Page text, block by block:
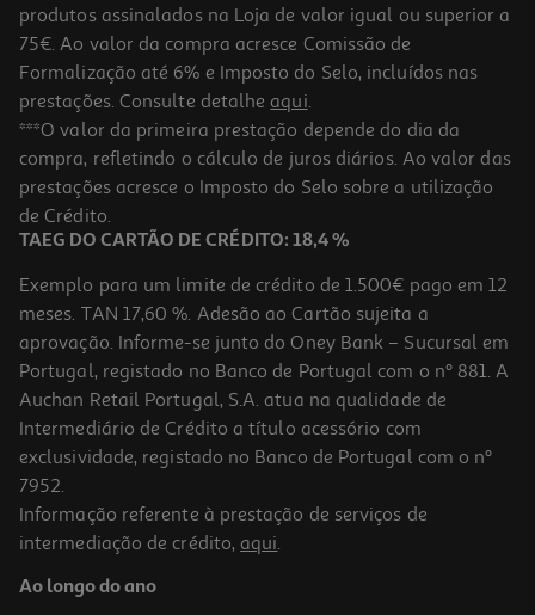
produtos assinalados na Loja de valor igual ou superior a
75€. Ao valor da compra acresce Comissão de
Formalização até 6% e Imposto do Selo, incluídos nas
prestações. Consulte detalhe aqui.
***O valor da primeira prestação depende do dia da
compra, refletindo o cálculo de juros diários. Ao valor das
prestações acresce o Imposto do Selo sobre a utilização
de Crédito.
TAEG DO CARTÃO DE CRÉDITO: 18,4 %
Exemplo para um limite de crédito de 1.500€ pago em 12
meses. TAN 17,60 %. Adesão ao Cartão sujeita a
aprovação. Informe-se junto do Oney Bank – Sucursal em
Portugal, registado no Banco de Portugal com o nº 881. A
Auchan Retail Portugal, S.A. atua na qualidade de
Intermediário de Crédito a título acessório com
exclusividade, registado no Banco de Portugal com o nº
7952.
Informação referente à prestação de serviços de
intermediação de crédito, aqui.
Ao longo do ano